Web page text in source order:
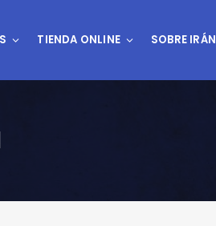
TIENDA ONLINE SOBRE IRÁN